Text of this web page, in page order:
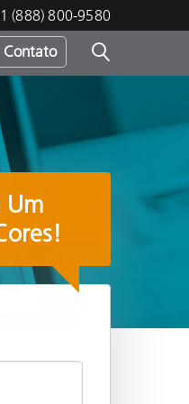
(888) 800-9580
Contato
Um